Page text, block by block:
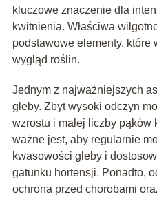
kluczowe znaczenie dla
kwitnienia. Właściwa
podstawowe elementy, które
wygląd roślin.
Jednym z najważniejszych
gleby. Zbyt wysoki odczyn
wzrostu i małej liczby
ważne jest, aby regularnie
kwasowości gleby i
gatunku hortensji. Ponadto,
ochrona przed chorobami